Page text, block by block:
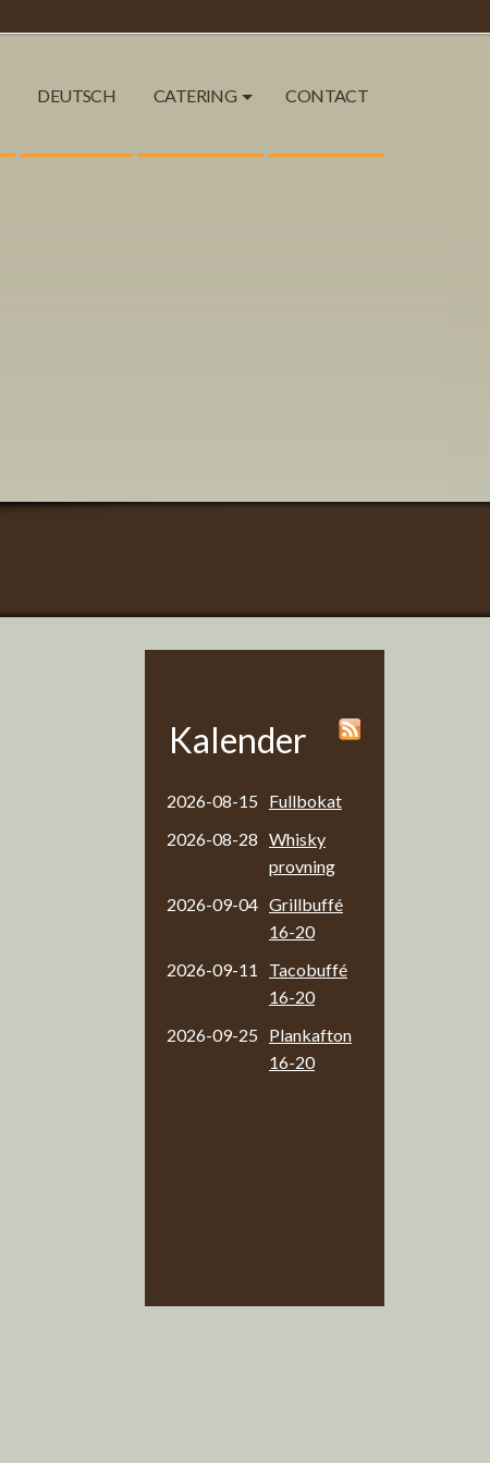
DEUTSCH CATERING CONTACT
Kalender
2026-08-15
Fullbokat
2026-08-28 Whisky
provning
2026-09-04 Grillbuffé
16-20
2026-09-11
Tacobuffé
16-20
2026-09-25
Plankafton
16-20